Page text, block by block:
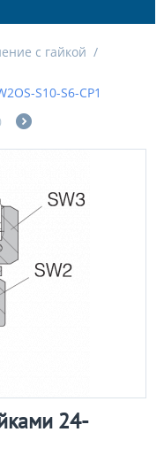
с гайкой /
S10-S6-CP1
24-